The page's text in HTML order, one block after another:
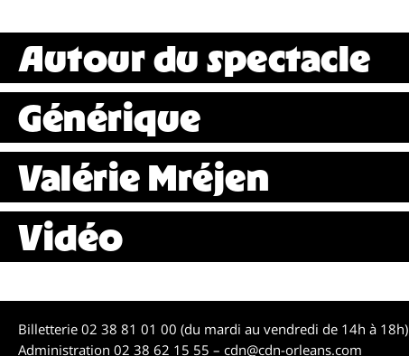
Autour du spectacle
Générique
Valérie Mréjen
Vidéo
Billetterie 02 38 81 01 00 (du mardi au vendredi de 14h à 18h)
Administration 02 38 62 15 55 – cdn@cdn-orleans.com